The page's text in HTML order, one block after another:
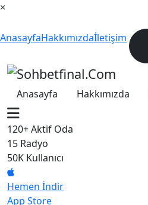
×
AnasayfaHakkımızdaİletişim
Anasayfa Hakkımızda
120+Aktif Oda
15 Radyo
50K Kullanıcı
Hemen İndir
App Store